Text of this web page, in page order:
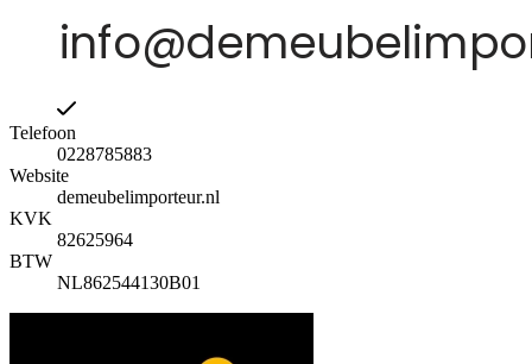
Telefoon
0228785883
Website
demeubelimporteur.nl
KVK
82625964
BTW
NL862544130B01